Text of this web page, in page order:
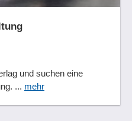
und suchen eine
... mehr